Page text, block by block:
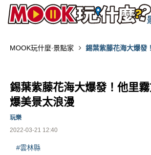
MOOK玩什麼‧景點家
錫葉紫藤花海大爆發
錫葉紫藤花海大爆發！他里
爆美景太浪漫
2022-03-21 12:40
玩樂
#雲林縣